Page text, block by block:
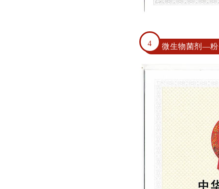
4 微生物菌剂—